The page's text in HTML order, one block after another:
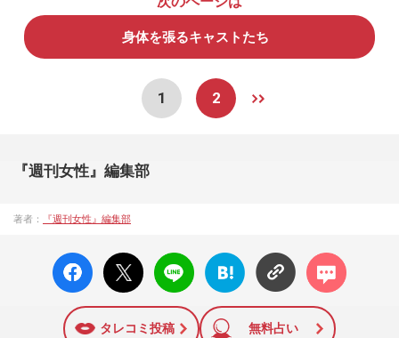
身体を張るキャストたち
1 2
『週刊女性』編集部
著者： 『週刊女性』編集部
facebo
ok い
X ポス
ト
LINE
はてな
ブック
に追加
コメン
ト
タレコミ投稿 無料占い